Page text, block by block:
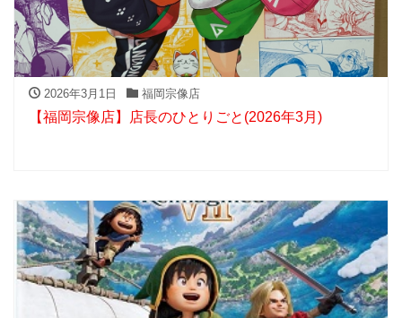
2026年3月1日 福岡宗像店
【福岡宗像店】店長のひとりごと(2026年3月)